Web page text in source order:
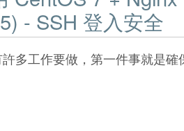
- SSH 登入安全
多工作要做，第一件事就是確